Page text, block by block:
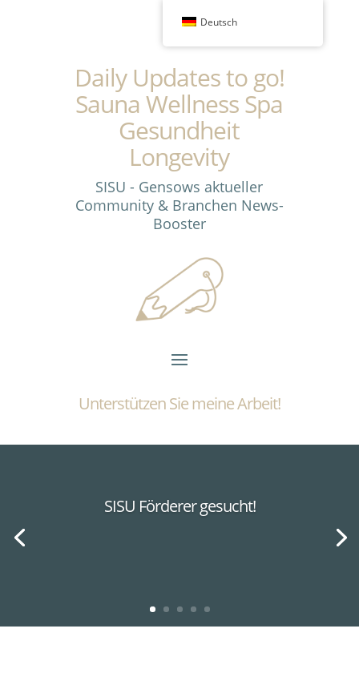
Daily Updates to go!
Sauna Wellness Spa
Gesundheit
Longevity
SISU - Gensows aktueller
Community & Branchen News-
Booster
Unterstützen Sie meine Arbeit!
SISU Förderer gesucht!
Deutsch